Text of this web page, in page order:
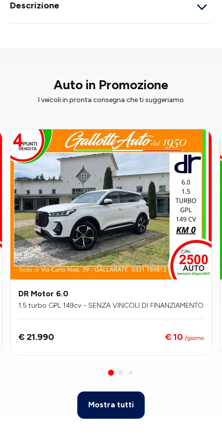
Descrizione
Auto in Promozione
I veicoli in pronta consegna che ti suggeriamo
DR Motor 6.0
1.5 turbo GPL 149cv - SENZA VINCOLI DI FINANZIAMENTO
€ 21.990 € 10 /giorno
Mostra tutti